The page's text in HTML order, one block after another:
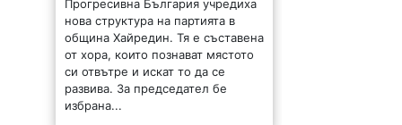
Прогресивна България учредиха
нова структура на партията в
община Хайредин. Тя е съставена
от хора, които познават мястото
си отвътре и искат то да се
развива. За председател бе
избрана...